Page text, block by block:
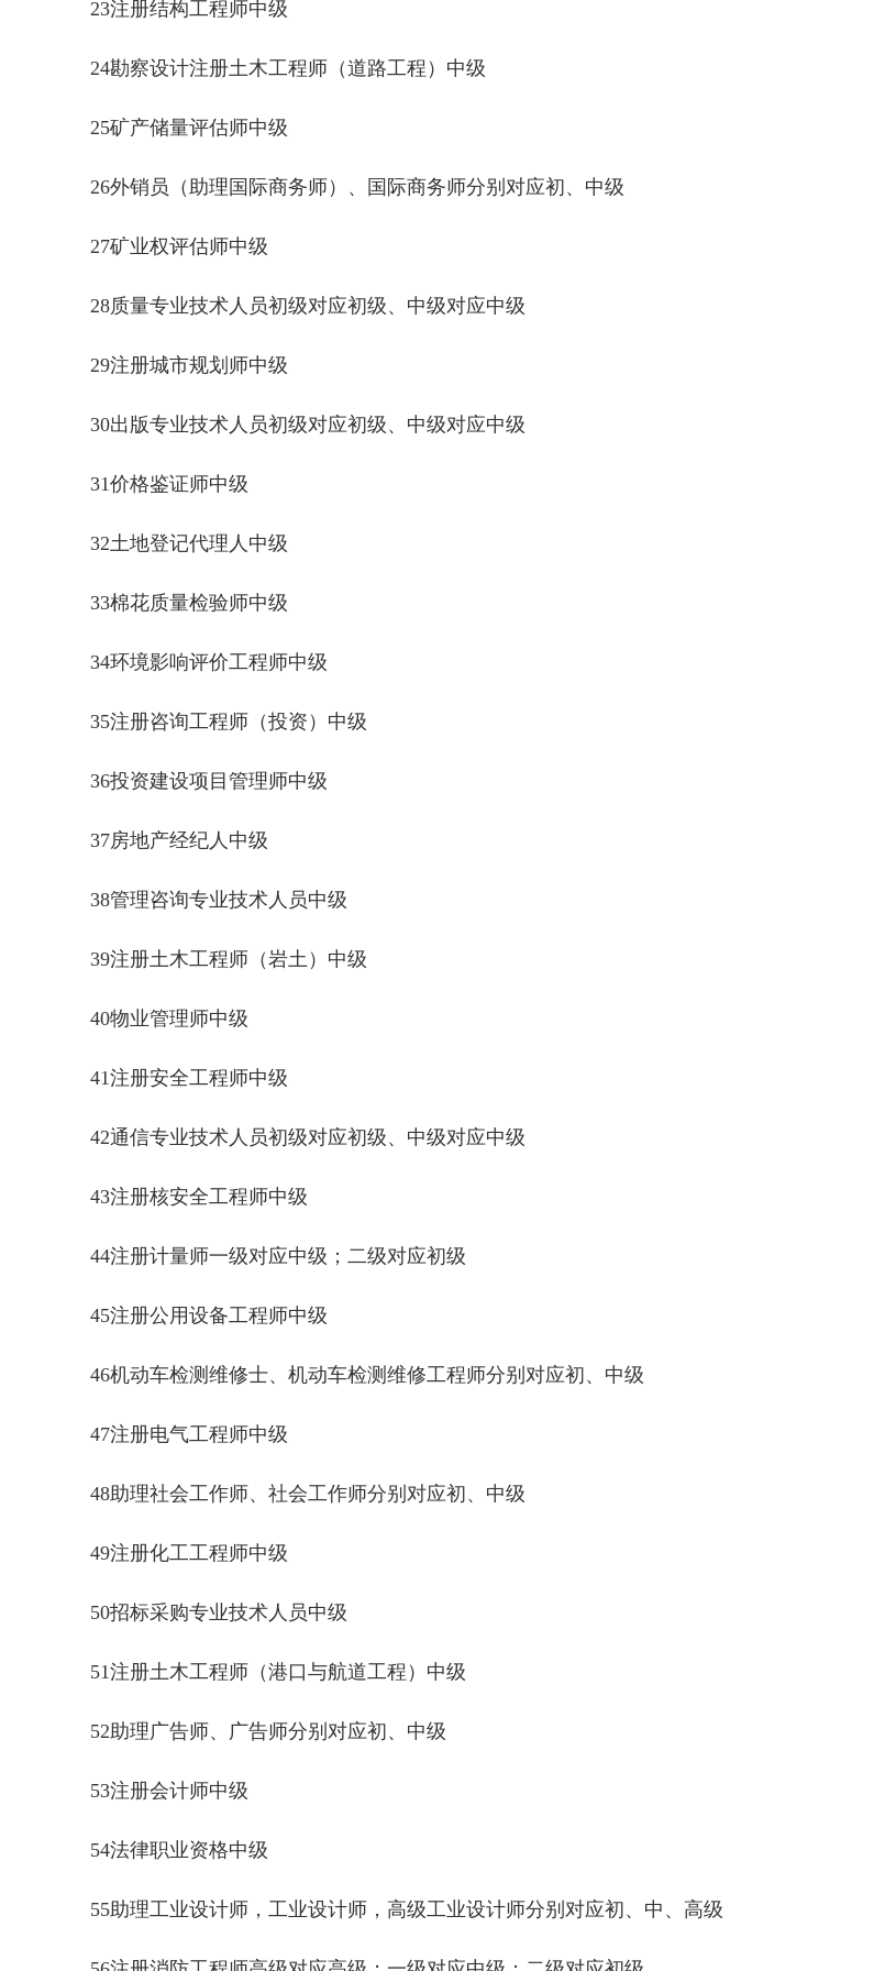
23注册结构工程师中级
24勘察设计注册土木工程师（道路工程）中级
25矿产储量评估师中级
26外销员（助理国际商务师）、国际商务师分别对应初、中级
27矿业权评估师中级
28质量专业技术人员初级对应初级、中级对应中级
29注册城市规划师中级
30出版专业技术人员初级对应初级、中级对应中级
31价格鉴证师中级
32土地登记代理人中级
33棉花质量检验师中级
34环境影响评价工程师中级
35注册咨询工程师（投资）中级
36投资建设项目管理师中级
37房地产经纪人中级
38管理咨询专业技术人员中级
39注册土木工程师（岩土）中级
40物业管理师中级
41注册安全工程师中级
42通信专业技术人员初级对应初级、中级对应中级
43注册核安全工程师中级
44注册计量师一级对应中级；二级对应初级
45注册公用设备工程师中级
46机动车检测维修士、机动车检测维修工程师分别对应初、中级
47注册电气工程师中级
48助理社会工作师、社会工作师分别对应初、中级
49注册化工工程师中级
50招标采购专业技术人员中级
51注册土木工程师（港口与航道工程）中级
52助理广告师、广告师分别对应初、中级
53注册会计师中级
54法律职业资格中级
55助理工业设计师，工业设计师，高级工业设计师分别对应初、中、高级